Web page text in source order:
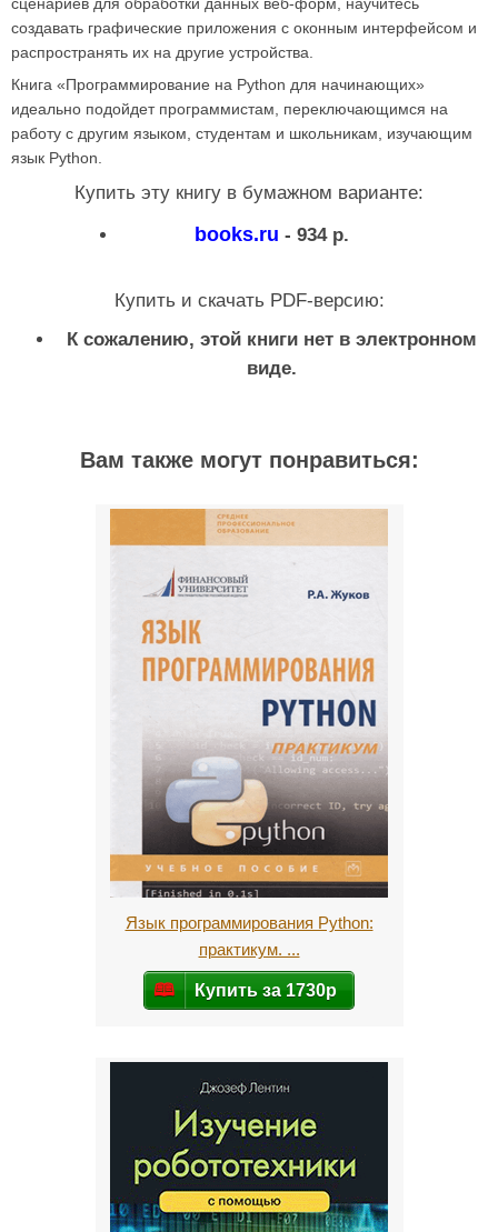
создавать графические приложения с оконным интерфейсом и
распространять их на другие устройства.
Книга «Программирование на Python для начинающих»
идеально подойдет программистам, переключающимся на
работу с другим языком, студентам и школьникам, изучающим
язык Python.
Купить эту книгу в бумажном варианте:
books.ru - 934р.
Купить и скачать PDF-версию:
К сожалению, этой книги нет в электронном
виде.
Вам также могут понравиться:
Язык программирования Python:
практикум. ...
Купить за 1730р